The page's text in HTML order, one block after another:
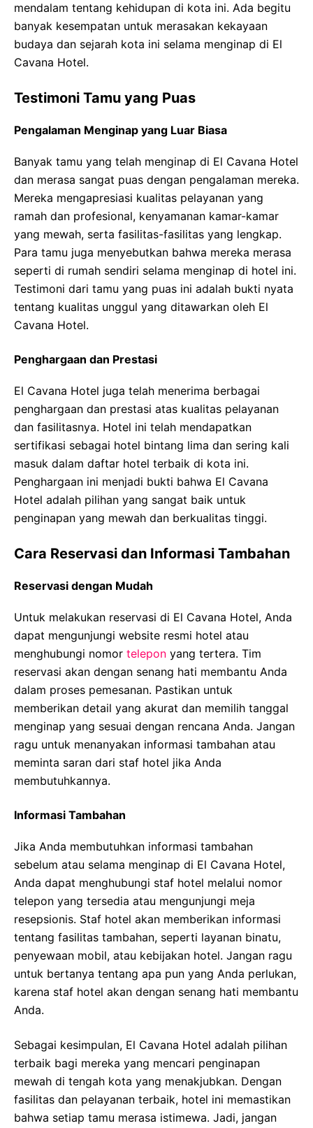
mendalam tentang kehidupan di kota ini. Ada begitu
banyak kesempatan untuk merasakan kekayaan
budaya dan sejarah kota ini selama menginap di El
Cavana Hotel.
Testimoni Tamu yang Puas
Pengalaman Menginap yang Luar Biasa
Banyak tamu yang telah menginap di El Cavana Hotel
dan merasa sangat puas dengan pengalaman mereka.
Mereka mengapresiasi kualitas pelayanan yang
ramah dan profesional, kenyamanan kamar-kamar
yang mewah, serta fasilitas-fasilitas yang lengkap.
Para tamu juga menyebutkan bahwa mereka merasa
seperti di rumah sendiri selama menginap di hotel ini.
Testimoni dari tamu yang puas ini adalah bukti nyata
tentang kualitas unggul yang ditawarkan oleh El
Cavana Hotel.
Penghargaan dan Prestasi
El Cavana Hotel juga telah menerima berbagai
penghargaan dan prestasi atas kualitas pelayanan
dan fasilitasnya. Hotel ini telah mendapatkan
sertifikasi sebagai hotel bintang lima dan sering kali
masuk dalam daftar hotel terbaik di kota ini.
Penghargaan ini menjadi bukti bahwa El Cavana
Hotel adalah pilihan yang sangat baik untuk
penginapan yang mewah dan berkualitas tinggi.
Cara Reservasi dan Informasi Tambahan
Reservasi dengan Mudah
Untuk melakukan reservasi di El Cavana Hotel, Anda
dapat mengunjungi website resmi hotel atau
menghubungi nomor telepon yang tertera. Tim
reservasi akan dengan senang hati membantu Anda
dalam proses pemesanan. Pastikan untuk
memberikan detail yang akurat dan memilih tanggal
menginap yang sesuai dengan rencana Anda. Jangan
ragu untuk menanyakan informasi tambahan atau
meminta saran dari staf hotel jika Anda
membutuhkannya.
Informasi Tambahan
Jika Anda membutuhkan informasi tambahan
sebelum atau selama menginap di El Cavana Hotel,
Anda dapat menghubungi staf hotel melalui nomor
telepon yang tersedia atau mengunjungi meja
resepsionis. Staf hotel akan memberikan informasi
tentang fasilitas tambahan, seperti layanan binatu,
penyewaan mobil, atau kebijakan hotel. Jangan ragu
untuk bertanya tentang apa pun yang Anda perlukan,
karena staf hotel akan dengan senang hati membantu
Anda.
Sebagai kesimpulan, El Cavana Hotel adalah pilihan
terbaik bagi mereka yang mencari penginapan
mewah di tengah kota yang menakjubkan. Dengan
fasilitas dan pelayanan terbaik, hotel ini memastikan
bahwa setiap tamu merasa istimewa. Jadi, jangan